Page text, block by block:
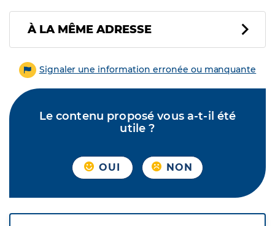
À LA MÊME ADRESSE
Signaler une information erronée ou manquante
Le contenu proposé vous a-t-il été
utile ?
OUI NON